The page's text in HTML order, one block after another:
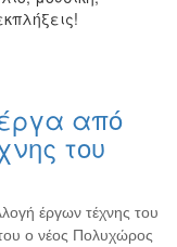
από
του
έργων τέχνης του
του ο νέος Πολυχώρος